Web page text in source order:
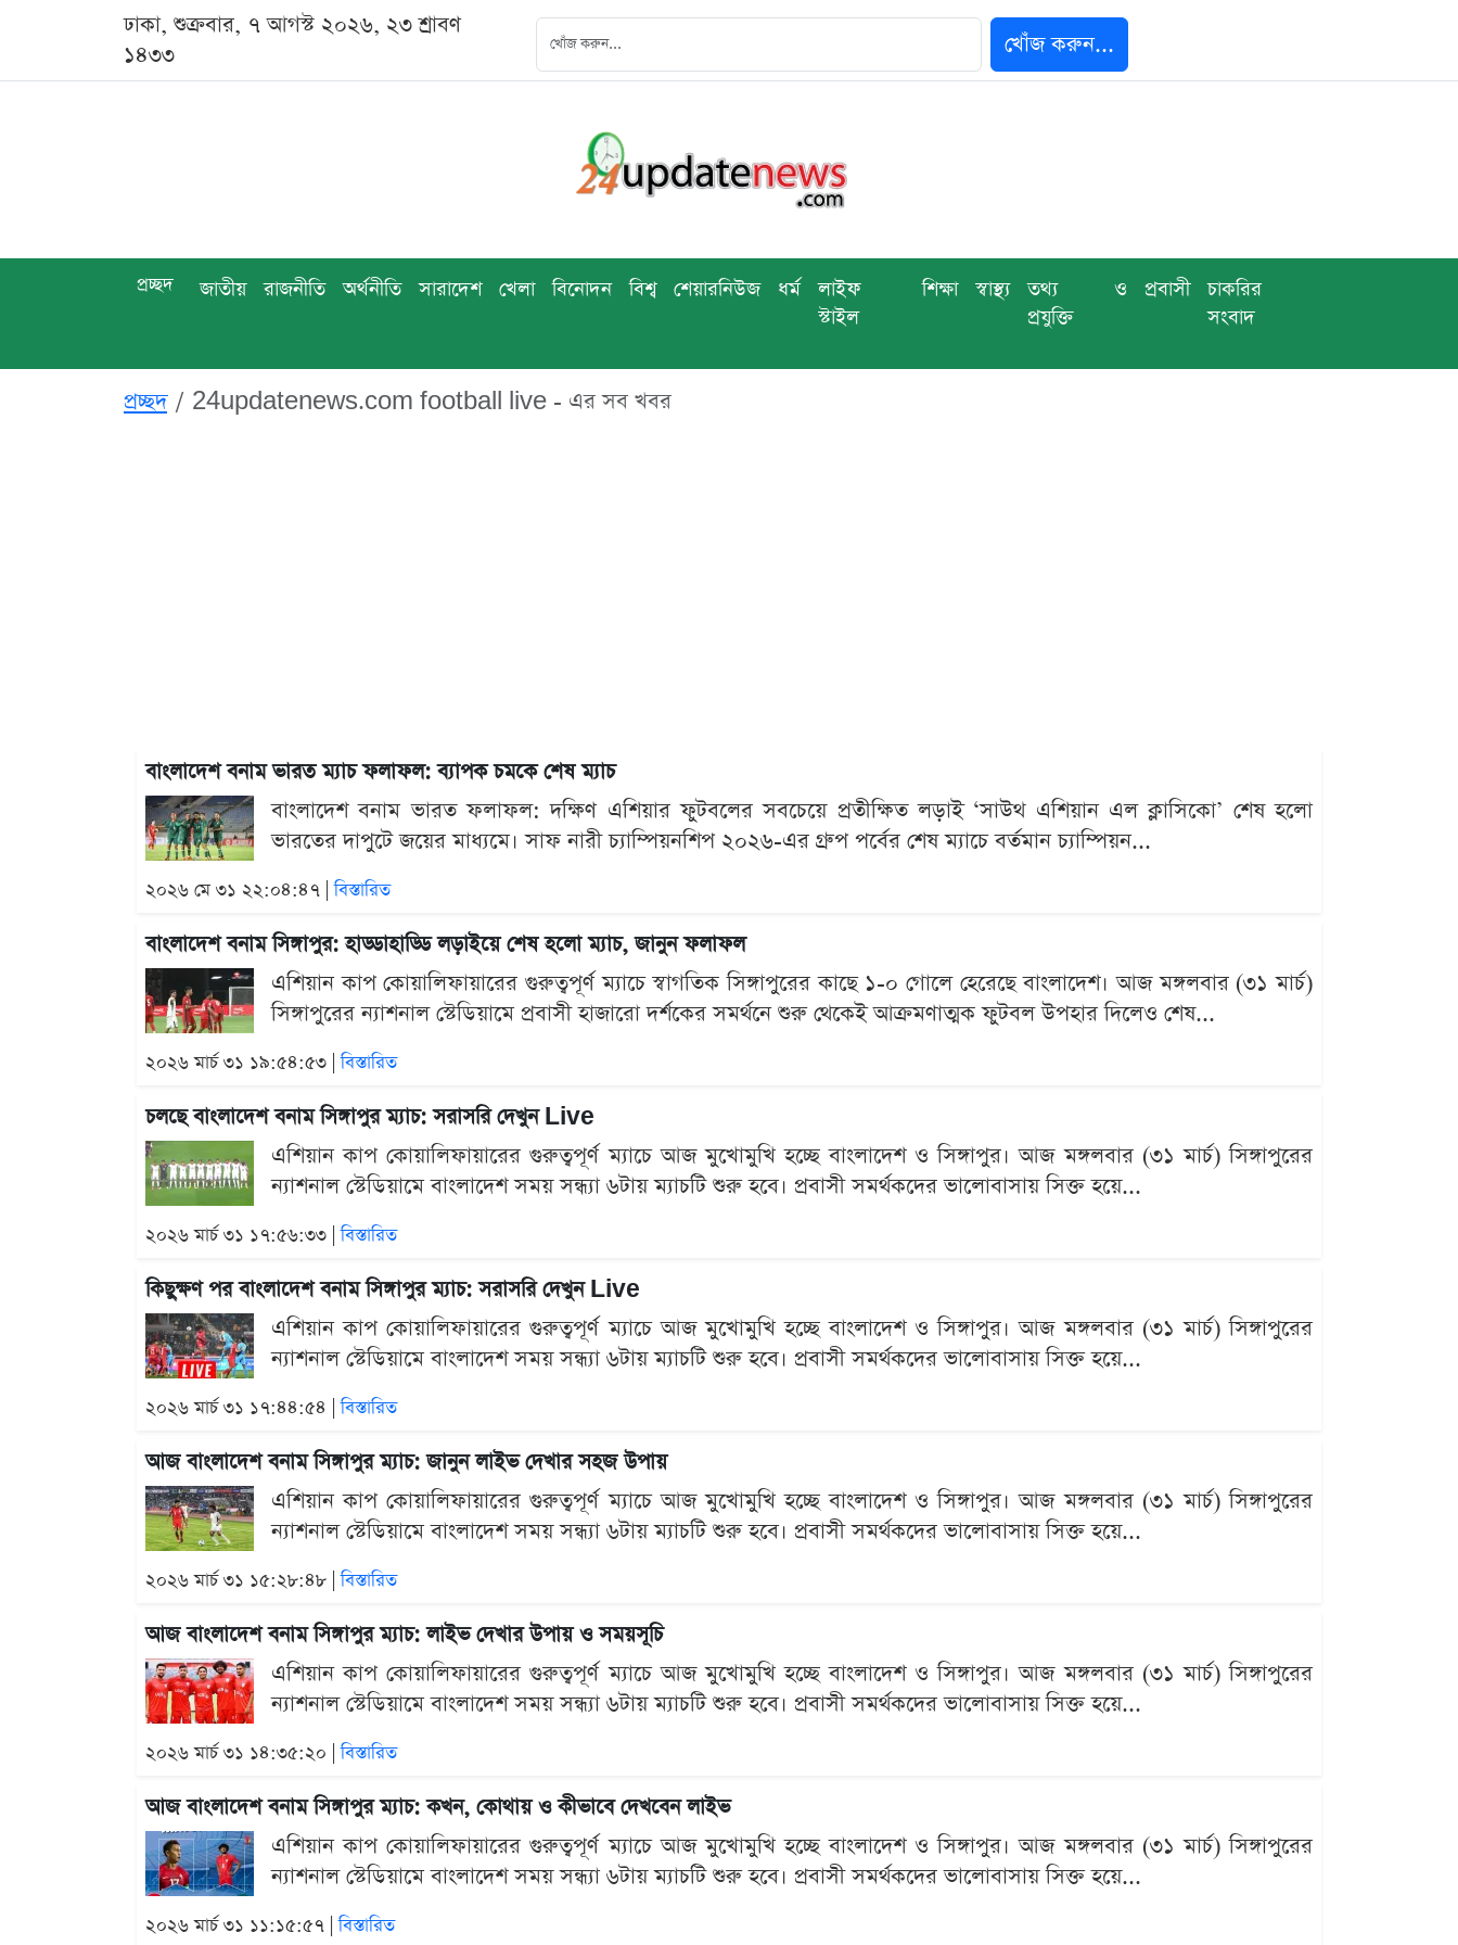
ঢাকা, শুক্রবার, ৭ আগস্ট ২০২৬, ২৩ শ্রাবণ
১৪৩৩
খোঁজ করুন...
প্রচ্ছদ জাতীয় রাজনীতি অর্থনীতি সারাদেশ খেলা বিনোদন বিশ্ব শেয়ারনিউজ ধর্ম
লাইফ
স্টাইল
শিক্ষা স্বাস্থ্য
তথ্য ও
প্রযুক্তি
প্রবাসী
চাকরির
সংবাদ
প্রচ্ছদ 24updatenews.com football live - এর সব খবর
বাংলাদেশ বনাম ভারত ম্যাচ ফলাফল: ব্যাপক চমকে শেষ ম্যাচ
বাংলাদেশ বনাম ভারত ফলাফল: দক্ষিণ এশিয়ার ফুটবলের সবচেয়ে প্রতীক্ষিত লড়াই ‘সাউথ এশিয়ান এল ক্লাসিকো’ শেষ হলো
ভারতের দাপুটে জয়ের মাধ্যমে। সাফ নারী চ্যাম্পিয়নশিপ ২০২৬-এর গ্রুপ পর্বের শেষ ম্যাচে বর্তমান চ্যাম্পিয়ন...
২০২৬ মে ৩১ ২২:০৪:৪৭ |বিস্তারিত
বাংলাদেশ বনাম সিঙ্গাপুর: হাড্ডাহাড্ডি লড়াইয়ে শেষ হলো ম্যাচ, জানুন ফলাফল
এশিয়ান কাপ কোয়ালিফায়ারের গুরুত্বপূর্ণ ম্যাচে স্বাগতিক সিঙ্গাপুরের কাছে ১-০ গোলে হেরেছে বাংলাদেশ। আজ মঙ্গলবার (৩১ মার্চ)
সিঙ্গাপুরের ন্যাশনাল স্টেডিয়ামে প্রবাসী হাজারো দর্শকের সমর্থনে শুরু থেকেই আক্রমণাত্মক ফুটবল উপহার দিলেও শেষ...
২০২৬ মার্চ ৩১ ১৯:৫৪:৫৩ |বিস্তারিত
চলছে বাংলাদেশ বনাম সিঙ্গাপুর ম্যাচ: সরাসরি দেখুন Live
এশিয়ান কাপ কোয়ালিফায়ারের গুরুত্বপূর্ণ ম্যাচে আজ মুখোমুখি হচ্ছে বাংলাদেশ ও সিঙ্গাপুর। আজ মঙ্গলবার (৩১ মার্চ) সিঙ্গাপুরের
ন্যাশনাল স্টেডিয়ামে বাংলাদেশ সময় সন্ধ্যা ৬টায় ম্যাচটি শুরু হবে। প্রবাসী সমর্থকদের ভালোবাসায় সিক্ত হয়ে...
২০২৬ মার্চ ৩১ ১৭:৫৬:৩৩ |বিস্তারিত
কিছুক্ষণ পর বাংলাদেশ বনাম সিঙ্গাপুর ম্যাচ: সরাসরি দেখুন Live
এশিয়ান কাপ কোয়ালিফায়ারের গুরুত্বপূর্ণ ম্যাচে আজ মুখোমুখি হচ্ছে বাংলাদেশ ও সিঙ্গাপুর। আজ মঙ্গলবার (৩১ মার্চ) সিঙ্গাপুরের
ন্যাশনাল স্টেডিয়ামে বাংলাদেশ সময় সন্ধ্যা ৬টায় ম্যাচটি শুরু হবে। প্রবাসী সমর্থকদের ভালোবাসায় সিক্ত হয়ে...
২০২৬ মার্চ ৩১ ১৭:৪৪:৫৪ |বিস্তারিত
আজ বাংলাদেশ বনাম সিঙ্গাপুর ম্যাচ: জানুন লাইভ দেখার সহজ উপায়
এশিয়ান কাপ কোয়ালিফায়ারের গুরুত্বপূর্ণ ম্যাচে আজ মুখোমুখি হচ্ছে বাংলাদেশ ও সিঙ্গাপুর। আজ মঙ্গলবার (৩১ মার্চ) সিঙ্গাপুরের
ন্যাশনাল স্টেডিয়ামে বাংলাদেশ সময় সন্ধ্যা ৬টায় ম্যাচটি শুরু হবে। প্রবাসী সমর্থকদের ভালোবাসায় সিক্ত হয়ে...
২০২৬ মার্চ ৩১ ১৫:২৮:৪৮ |বিস্তারিত
আজ বাংলাদেশ বনাম সিঙ্গাপুর ম্যাচ: লাইভ দেখার উপায় ও সময়সূচি
এশিয়ান কাপ কোয়ালিফায়ারের গুরুত্বপূর্ণ ম্যাচে আজ মুখোমুখি হচ্ছে বাংলাদেশ ও সিঙ্গাপুর। আজ মঙ্গলবার (৩১ মার্চ) সিঙ্গাপুরের
ন্যাশনাল স্টেডিয়ামে বাংলাদেশ সময় সন্ধ্যা ৬টায় ম্যাচটি শুরু হবে। প্রবাসী সমর্থকদের ভালোবাসায় সিক্ত হয়ে...
২০২৬ মার্চ ৩১ ১৪:৩৫:২০ |বিস্তারিত
আজ বাংলাদেশ বনাম সিঙ্গাপুর ম্যাচ: কখন, কোথায় ও কীভাবে দেখবেন লাইভ
এশিয়ান কাপ কোয়ালিফায়ারের গুরুত্বপূর্ণ ম্যাচে আজ মুখোমুখি হচ্ছে বাংলাদেশ ও সিঙ্গাপুর। আজ মঙ্গলবার (৩১ মার্চ) সিঙ্গাপুরের
ন্যাশনাল স্টেডিয়ামে বাংলাদেশ সময় সন্ধ্যা ৬টায় ম্যাচটি শুরু হবে। প্রবাসী সমর্থকদের ভালোবাসায় সিক্ত হয়ে...
২০২৬ মার্চ ৩১ ১১:১৫:৫৭ |বিস্তারিত